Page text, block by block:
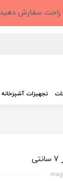
راحت سفارش
تجهیزات آشپزخانه